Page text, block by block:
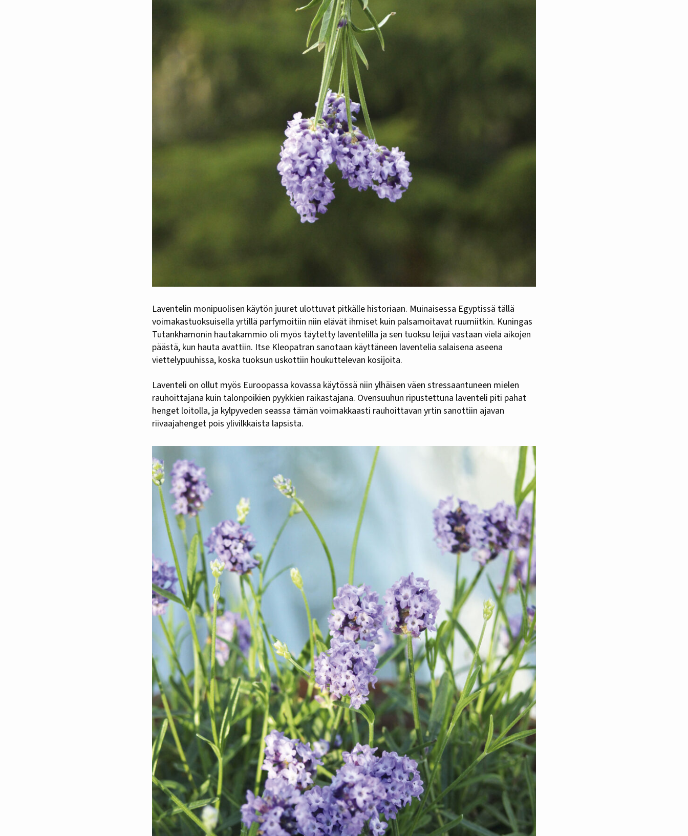
Laventelin monipuolisen käytön juuret ulottuvat pitkälle historiaan. Muinaisessa Egyptissä tällä
voimakastuoksuisella yrtillä parfymoitiin niin elävät ihmiset kuin palsamoitavat ruumiitkin. Kuningas
Tutankhamonin hautakammio oli myös täytetty laventelilla ja sen tuoksu leijui vastaan vielä aikojen
päästä, kun hauta avattiin. Itse Kleopatran sanotaan käyttäneen laventelia salaisena aseena
viettelypuuhissa, koska tuoksun uskottiin houkuttelevan kosijoita.
Laventeli on ollut myös Euroopassa kovassa käytössä niin ylhäisen väen stressaantuneen mielen
rauhoittajana kuin talonpoikien pyykkien raikastajana. Ovensuuhun ripustettuna laventeli piti pahat
henget loitolla, ja kylpyveden seassa tämän voimakkaasti rauhoittavan yrtin sanottiin ajavan
riivaajahenget pois ylivilkkaista lapsista.